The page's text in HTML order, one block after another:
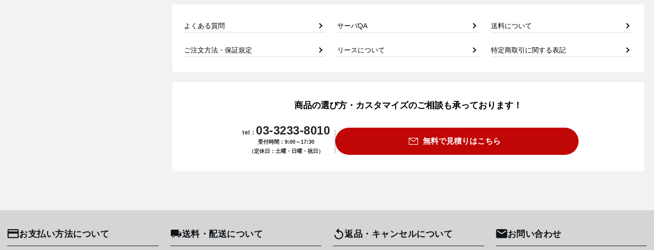
よくある質問 サーバQA 送料について
ご注文方法・保証規定 リースについて 特定商取引に関する表記
商品の選び方・カスタマイズのご相談も承っております！
tel： 03-3233-8010
受付時間：9:00～17:30
（定休日：土曜・日曜・祝日）
無料で見積りはこちら
お支払い方法について 送料・配送について 返品・キャンセルについて お問い合わせ